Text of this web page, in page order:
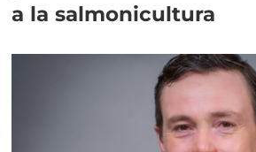
a la salmonicultura